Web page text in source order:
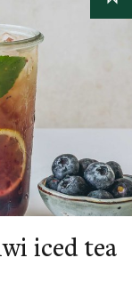
iced tea